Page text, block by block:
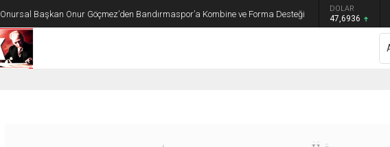
Onursal Başkan Onur Göçmez’den Bandırmaspor’a Kombine ve Forma Desteği
GRAM ALTIN
6.659,26
DOLAR
47,6936